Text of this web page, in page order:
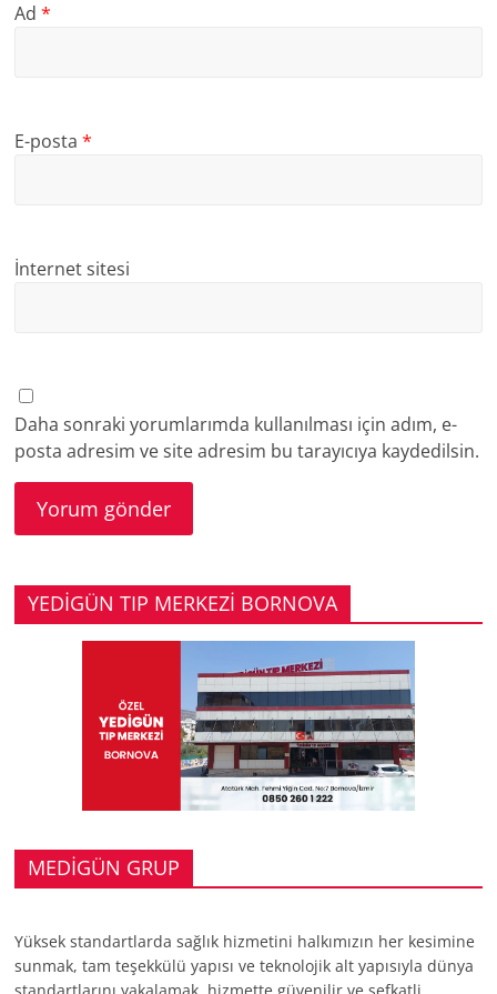
Ad*
E-posta*
İnternet sitesi
Daha sonraki yorumlarımda kullanılması için adım, e-
posta adresim ve site adresim bu tarayıcıya kaydedilsin.
YEDİGÜN TIP MERKEZİ BORNOVA
MEDİGÜN GRUP
Yüksek standartlarda sağlık hizmetini halkımızın her kesimine
sunmak, tam teşekkülü yapısı ve teknolojik alt yapısıyla dünya